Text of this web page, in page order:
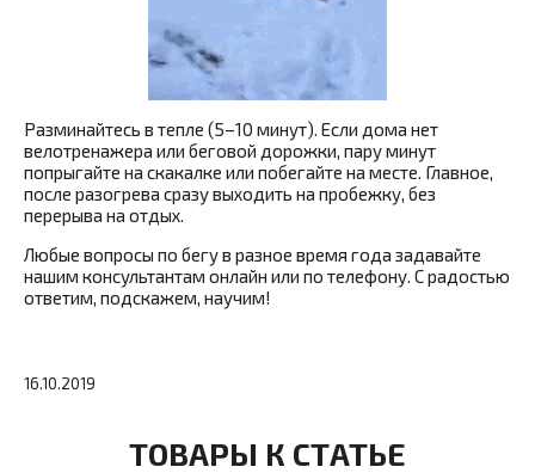
Разминайтесь в тепле (5–10 минут). Если дома нет
велотренажера или беговой дорожки, пару минут
попрыгайте на скакалке или побегайте на месте. Главное,
после разогрева сразу выходить на пробежку, без
перерыва на отдых.
Любые вопросы по бегу в разное время года задавайте
нашим консультантам онлайн или по телефону. С радостью
ответим, подскажем, научим!
16.10.2019
ТОВАРЫ К СТАТЬЕ